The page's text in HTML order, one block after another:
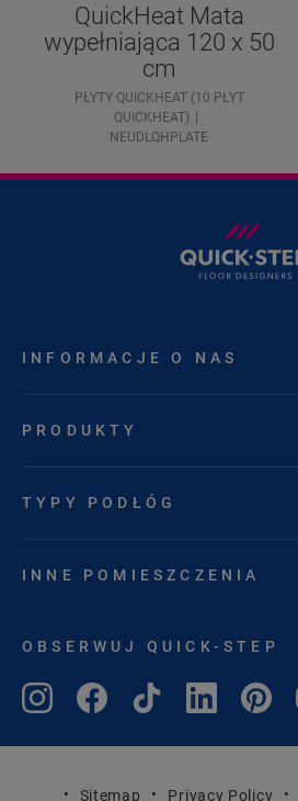
QuickHeat Mata
wypełniająca 120 x 50
cm
PŁYTY QUICKHEAT (10 PŁYT
QUICKHEAT)
NEUDLQHPLATE
INFORMACJE O NAS
PRODUKTY
TYPY PODŁÓG
INNE POMIESZCZENIA
OBSERWUJ QUICK-STEP
Sitemap Privacy Policy